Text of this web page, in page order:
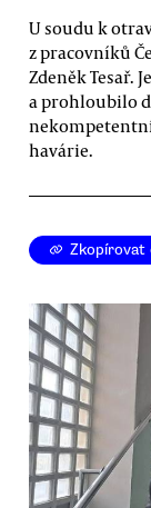
U soudu k
z pracovníků
Zdeněk Tesař.
a prohloubilo
havárie.
Zkopírovat